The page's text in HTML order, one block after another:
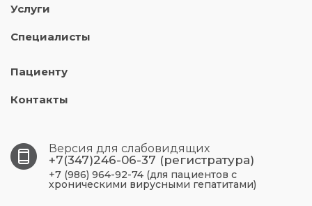
Услуги
Специалисты
Пациенту
Контакты
Версия для слабовидящих
+7(347)246-06-37 (регистратура)
+7 (986) 964-92-74 (для пациентов с
хроническими вирусными гепатитами)